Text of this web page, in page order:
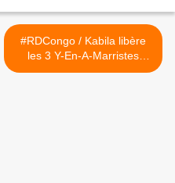
#RDCongo / Kabila libère
les 3 Y-En-A-Marristes
sénégalais >